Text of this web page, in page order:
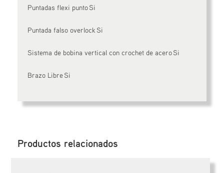
Puntadas flexi punto Si
Puntada falso overlock Si
Sistema de bobina vertical con crochet de acero Si
Brazo Libre Si
Productos relacionados